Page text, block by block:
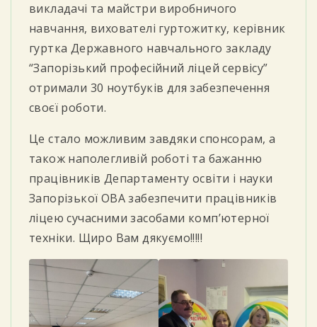
викладачі та майстри виробничого
навчання, вихователі гуртожитку, керівник
гуртка Державного навчального закладу
“Запорізький професійний ліцей сервісу”
отримали 30 ноутбуків для забезпечення
своєї роботи.
Це стало можливим завдяки спонсорам, а
також наполегливій роботі та бажанню
працівників Департаменту освіти і науки
Запорізької ОВА забезпечити працівників
ліцею сучасними засобами комп’ютерної
техніки. Щиро Вам дякуємо!!!!!